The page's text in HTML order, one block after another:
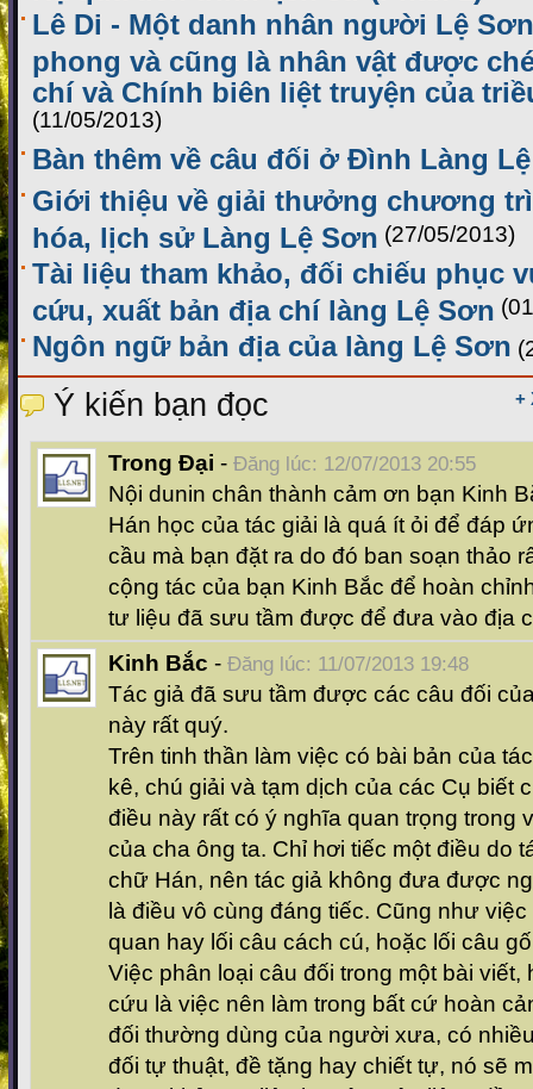
Lê Di - Một danh nhân người Lệ
phong và cũng là nhân vật được
chí và Chính biên liệt truyện của
(11/05/2013)
Bàn thêm về câu đối ở Đình Làng
Giới thiệu về giải thưởng chương
hóa, lịch sử Làng Lệ Sơn (27/05/2013)
Tài liệu tham khảo, đối chiếu phục
cứu, xuất bản địa chí làng Lệ Sơn
Ngôn ngữ bản địa của làng Lệ Sơn
+
Ý kiến bạn đọc
Trong Đại - Đăng lúc: 12/07/2013 20:55
Nội dunin chân thành cảm ơn bạn Kinh
Hán học của tác giải là quá ít ỏi để đáp
cầu mà bạn đặt ra do đó ban soạn thảo
cộng tác của bạn Kinh Bắc để hoàn
tư liệu đã sưu tầm được để đưa vào địa
Kinh Bắc - Đăng lúc: 11/07/2013 19:48
Tác giả đã sưu tầm được các câu đối
này rất quý.
Trên tinh thần làm việc có bài bản của
kê, chú giải và tạm dịch của các Cụ biết
điều này rất có ý nghĩa quan trọng trong
của cha ông ta. Chỉ hơi tiếc một điều do
chữ Hán, nên tác giả không đưa được
là điều vô cùng đáng tiếc. Cũng như
quan hay lối câu cách cú, hoặc lối câu
Việc phân loại câu đối trong một bài viết,
cứu là việc nên làm trong bất cứ hoàn
đối thường dùng của người xưa, có
đối tự thuật, đề tặng hay chiết tự, nó sẽ